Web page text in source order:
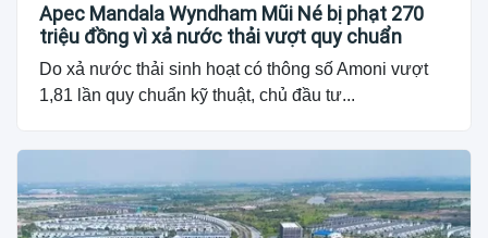
Apec Mandala Wyndham Mũi Né bị phạt 270
triệu đồng vì xả nước thải vượt quy chuẩn
Do xả nước thải sinh hoạt có thông số Amoni vượt
1,81 lần quy chuẩn kỹ thuật, chủ đầu tư...